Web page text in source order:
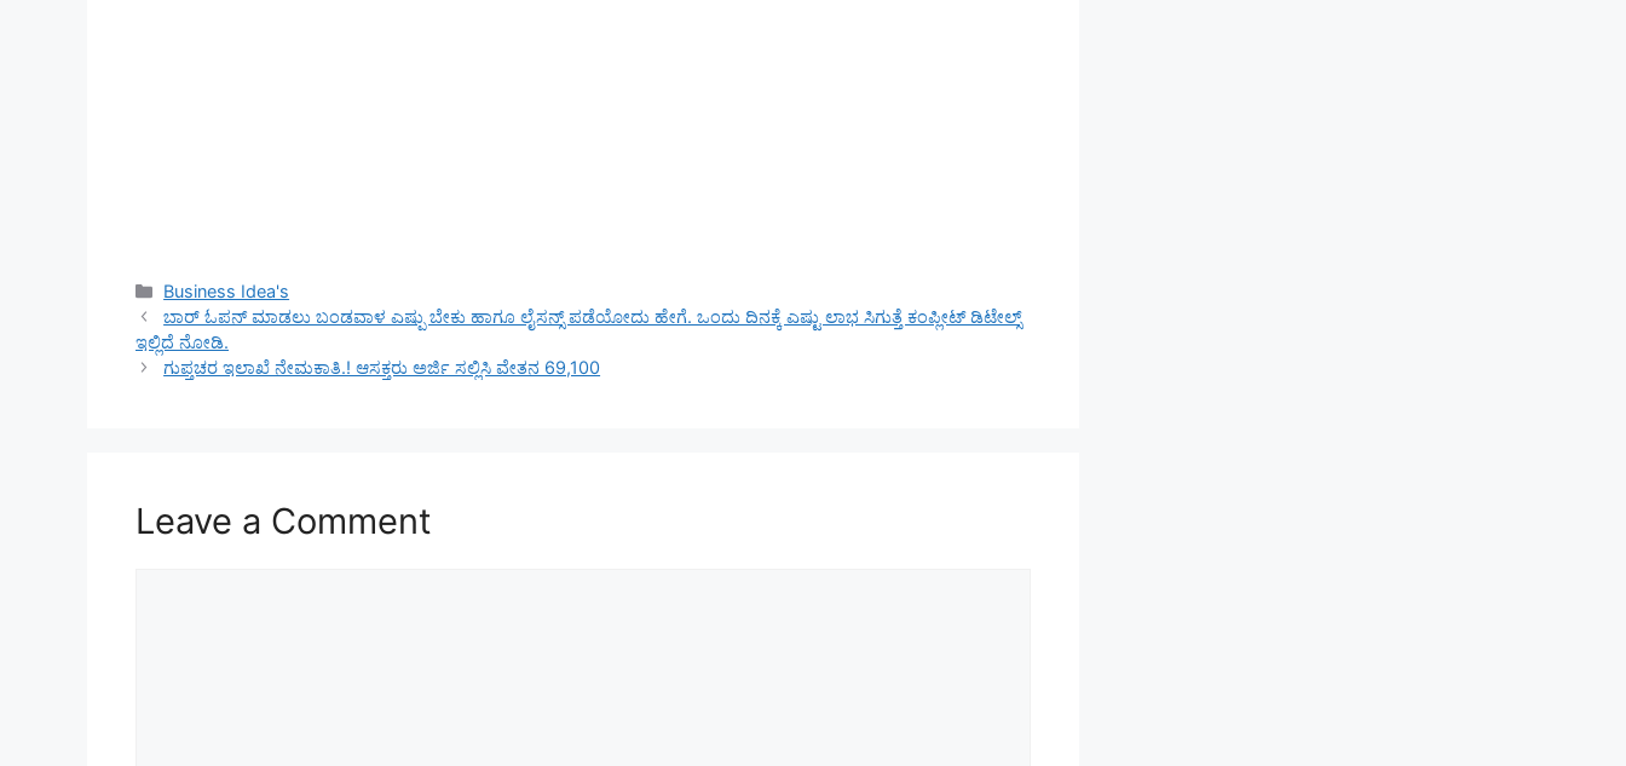
Categories
Business Idea's
ಬಾರ್ ಓಪನ್ ಮಾಡಲು ಬಂಡವಾಳ ಎಷ್ಪು ಬೇಕು ಹಾಗೂ ಲೈಸನ್ಸ್ ಪಡೆಯೋದು ಹೇಗೆ. ಒಂದು ದಿನಕ್ಕೆ ಎಷ್ಟು ಲಾಭ ಸಿಗುತ್ತೆ ಕಂಪ್ಲೀಟ್ ಡಿಟೇಲ್ಸ್
ಇಲ್ಲಿದೆ ನೋಡಿ.
ಗುಪ್ತಚರ ಇಲಾಖೆ ನೇಮಕಾತಿ.! ಆಸಕ್ತರು ಅರ್ಜಿ ಸಲ್ಲಿಸಿ ವೇತನ 69,100
Leave a Comment